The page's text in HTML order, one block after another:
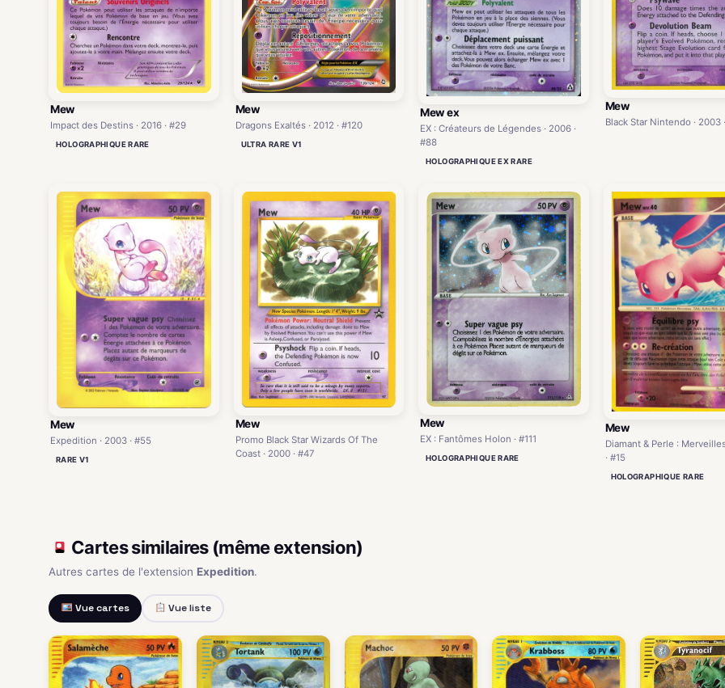
Mew
Impact des Destins · 2016 · #29
HOLOGRAPHIQUE RARE
Mew
Dragons Exaltés · 2012 · #120
ULTRA RARE V1
Mew ex
EX : Créateurs de Légendes · 2006 ·
#88
HOLOGRAPHIQUE EX RARE
Mew
Black Star Nintendo · 2003
Mew
Expedition · 2003 · #55
RARE V1
Mew
Promo Black Star Wizards Of The
Coast · 2000 · #47
Mew
EX : Fantômes Holon · #111
HOLOGRAPHIQUE RARE
Mew
Diamant & Perle :
· #15
HOLOGRAPHIQUE RARE
Cartes similaires (même extension)
Autres cartes de l'extension Expedition.
Vue cartes Vue liste